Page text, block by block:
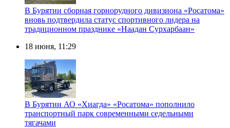
В Бурятии сборная горнорудного дивизиона «Росатома»
вновь подтвердила статус спортивного лидера на
традиционном празднике «Наадан Сурхарбаан»
18 июня, 11:29
В Бурятии АО «Хиагда» «Росатома» пополнило
транспортный парк современными седельными
тягачами